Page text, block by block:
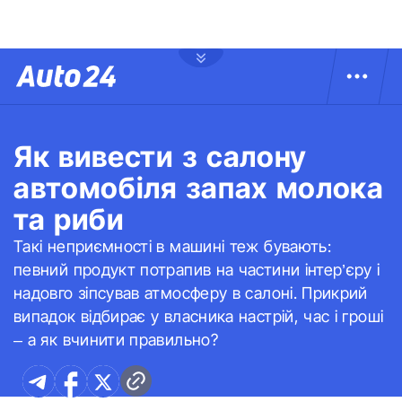
Як вивести з салону
автомобіля запах молока
та риби
Такі неприємності в машині теж бувають:
певний продукт потрапив на частини інтер’єру і
надовго зіпсував атмосферу в салоні. Прикрий
випадок відбирає у власника настрій, час і гроші
– а як вчинити правильно?